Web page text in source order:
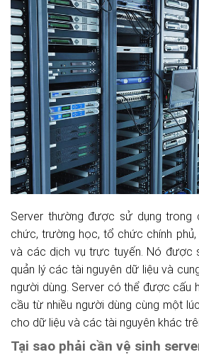
Server thường được sử dụng trong
chức, trường học, tổ chức chính
và các dịch vụ trực tuyến. Nó được
quản lý các tài nguyên dữ liệu và
người dùng. Server có thể được cấu
cầu từ nhiều người dùng cùng một
cho dữ liệu và các tài nguyên khác
Tại sao phải cần vệ sinh